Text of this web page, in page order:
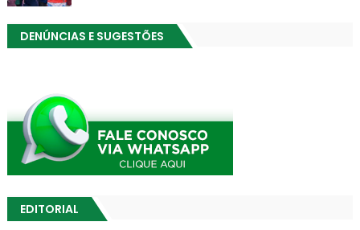
DENÚNCIAS E SUGESTÕES
EDITORIAL